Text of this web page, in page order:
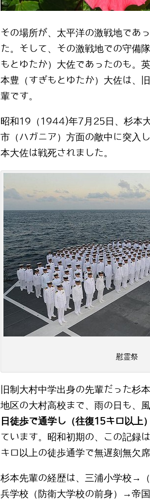
その場所が、太平洋の激戦地であ
た。そして、その激戦地での守備
もとゆたか）大佐であったのも。
本豊（すぎもとゆたか）大佐は、
輩です。
昭和19（1944)年7月25日、杉本
市（ハガニア）方面の敵中に突入
本大佐は戦死されました。
慰霊祭
旧制大村中学出身の先輩だった杉
地区の大村高校まで、雨の日も、
日徒歩で通学し（往復15キロ以上
ています。昭和初期の、この記録
キロ以上の徒歩通学で無遅刻無欠席
杉本先輩の経歴は、三浦小学校→
兵学校（防衛大学校の前身）→帝